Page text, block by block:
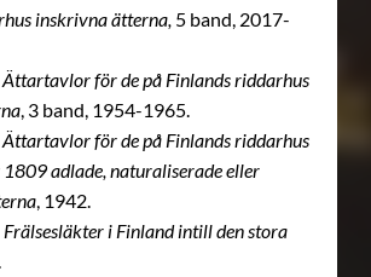
inskrivna ätterna, 5 band, 2017-
Ättartavlor för de på Finlands riddarhus
, 3 band, 1954-1965.
Ättartavlor för de på Finlands riddarhus
adlade, naturaliserade eller
, 1942.
Frälsesläkter i Finland intill den stora